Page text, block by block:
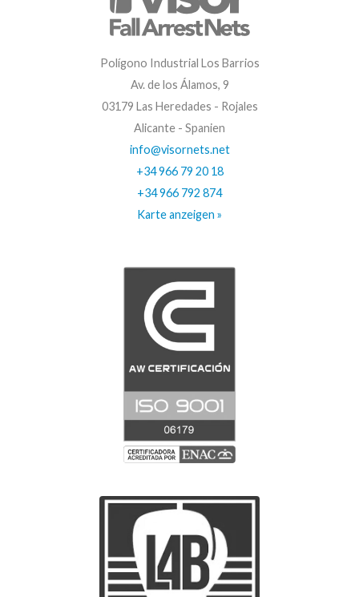
Polígono Industrial Los Barrios
Av. de los Álamos, 9
03179 Las Heredades - Rojales
Alicante - Spanien
info@visornets.net
+34 966 79 20 18
+34 966 792 874
Karte anzeigen »